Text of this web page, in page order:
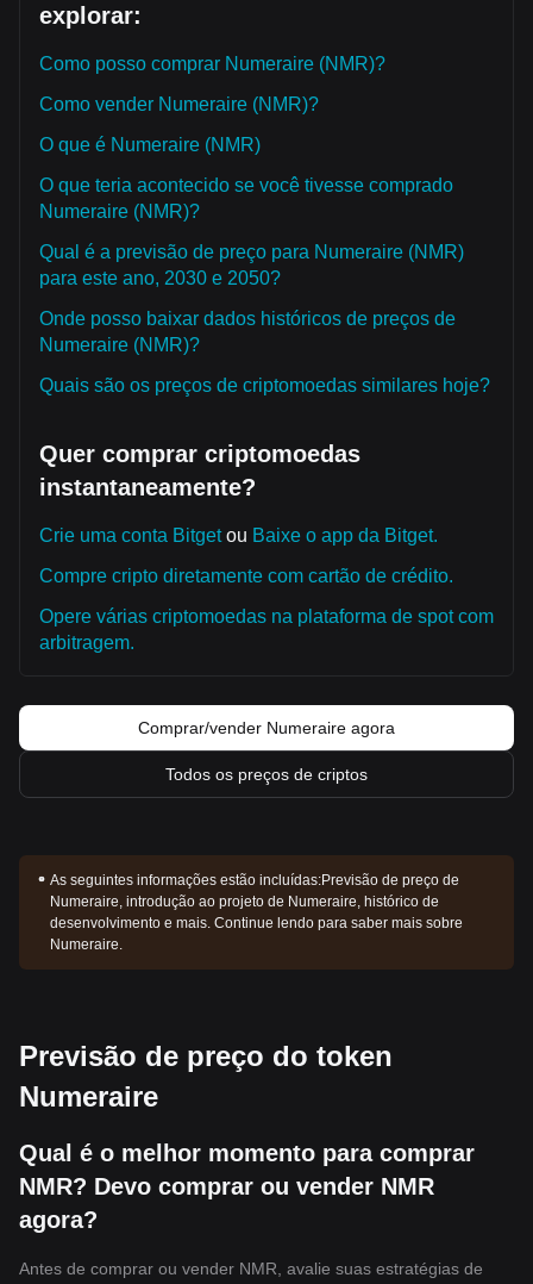
explorar:
Como posso comprar Numeraire (NMR)?
Como vender Numeraire (NMR)?
O que é Numeraire (NMR)
O que teria acontecido se você tivesse comprado
Numeraire (NMR)?
Qual é a previsão de preço para Numeraire (NMR)
para este ano, 2030 e 2050?
Onde posso baixar dados históricos de preços de
Numeraire (NMR)?
Quais são os preços de criptomoedas similares hoje?
Quer comprar criptomoedas
instantaneamente?
Crie uma conta Bitgetou Baixe o app da Bitget.
Compre cripto diretamente com cartão de crédito.
Opere várias criptomoedas na plataforma de spot com
arbitragem.
Comprar/vender Numeraire agora
Todos os preços de criptos
As seguintes informações estão incluídas:Previsão de preço de
Numeraire, introdução ao projeto de Numeraire, histórico de
desenvolvimento e mais. Continue lendo para saber mais sobre
Numeraire.
Previsão de preço do token
Numeraire
Qual é o melhor momento para comprar
NMR? Devo comprar ou vender NMR
agora?
Antes de comprar ou vender NMR, avalie suas estratégias de